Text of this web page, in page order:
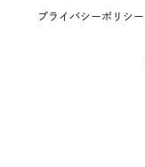
プライバシーポリシー